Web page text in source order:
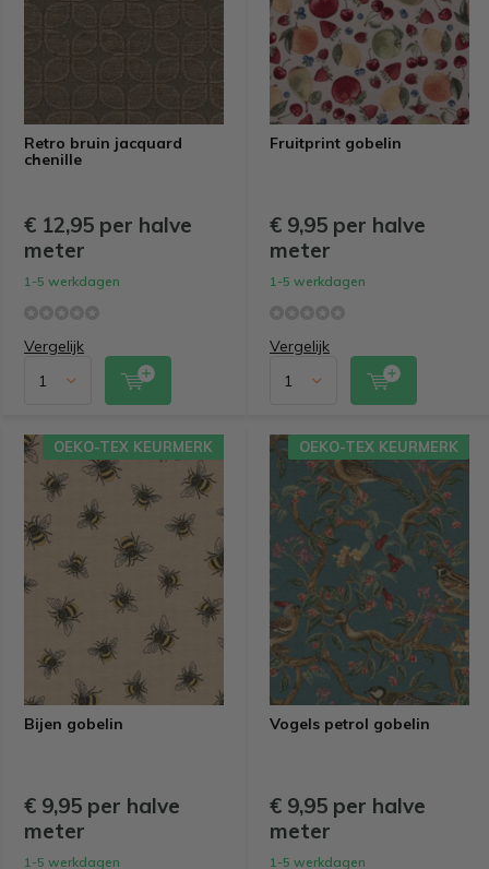
Retro bruin jacquard
chenille
€ 12,95 per halve
meter
1-5 werkdagen
Vergelijk
Fruitprint gobelin
€ 9,95 per halve
meter
1-5 werkdagen
Vergelijk
Bijen gobelin
OEKO-TEX KEURMERK
€ 9,95 per halve
meter
1-5 werkdagen
Vogels petrol gobelin
OEKO-TEX KEURMERK
€ 9,95 per halve
meter
1-5 werkdagen